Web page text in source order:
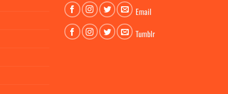
Email
Tumblr